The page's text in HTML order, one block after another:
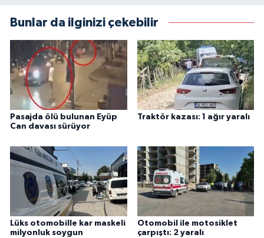
Bunlar da ilginizi çekebilir
Pasajda ölü bulunan Eyüp
Can davası sürüyor
Traktör kazası: 1 ağır yaralı
Lüks otomobille kar maskeli
milyonluk soygun
Otomobil ile motosiklet
çarpıştı: 2 yaralı